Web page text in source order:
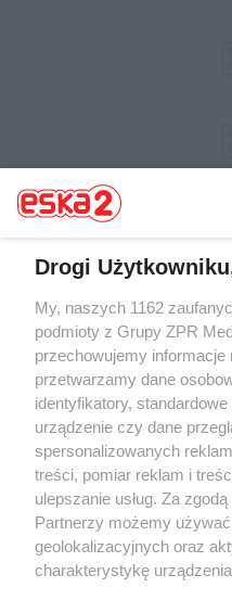
Żaden utwór zamieszczony w
rozpowszechniany lub dalej
tym także elektroniczny lub
eksploatacji w jakiejkolwiek
Internecie bez pisemnej zgody
wykorzystanie utworów w
tzn. bez właściwej zgody, jest
ścigane prawnie.
Drogi
My, naszych 1162
podmioty z Grupy ZPR
przechowujemy informacje
przetwarzamy dane
identyfikatory,
urządzenie czy dane
spersonalizowanych
treści, pomiar reklam i
ulepszanie usług. Za
Partnerzy możemy
geolokalizacyjnych oraz
charakterystykę